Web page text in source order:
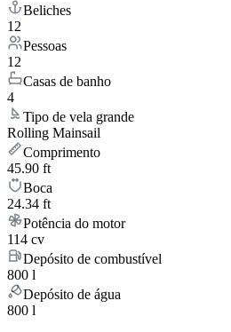
Beliches
12
Pessoas
12
Casas de banho
4
Tipo de vela grande
Rolling Mainsail
Comprimento
45.90 ft
Boca
24.34 ft
Potência do motor
114 cv
Depósito de combustível
800 l
Depósito de água
800 l